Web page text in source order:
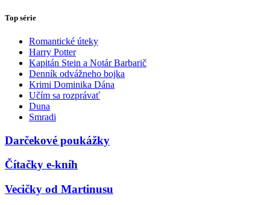
Top série
Romantické úteky
Harry Potter
Kapitán Stein a Notár Barbarič
Denník odvážneho bojka
Krimi Dominika Dána
Učím sa rozprávať
Duna
Smradi
Darčekové poukážky
Čítačky e-kníh
Vecičky od Martinusu